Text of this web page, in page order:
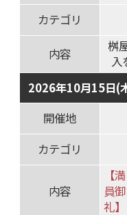
カテゴリ
内容
桝
入
2026年10月15日(
開催地
カテゴリ
内容
【満
員御
礼】